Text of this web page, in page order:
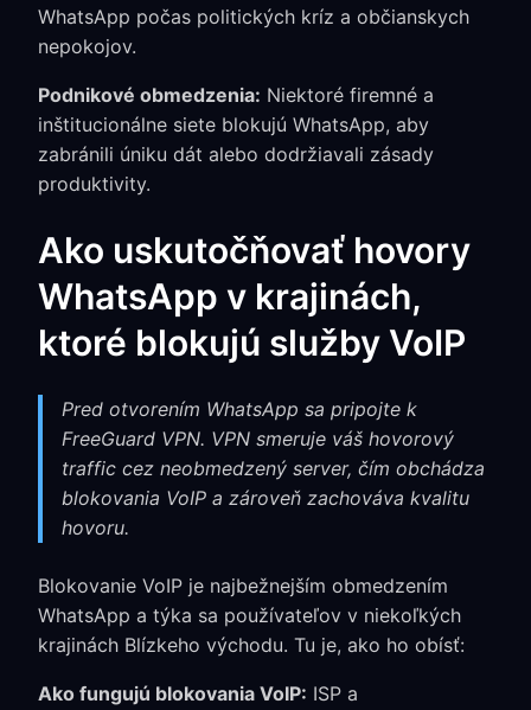
WhatsApp počas politických kríz a občianskych
nepokojov.
Podnikové obmedzenia: Niektoré firemné a
inštitucionálne siete blokujú WhatsApp, aby
zabránili úniku dát alebo dodržiavali zásady
produktivity.
Ako uskutočňovať hovory
WhatsApp v krajinách,
ktoré blokujú služby VoIP
Pred otvorením WhatsApp sa pripojte k
FreeGuard VPN. VPN smeruje váš hovorový
traffic cez neobmedzený server, čím obchádza
blokovania VoIP a zároveň zachováva kvalitu
hovoru.
Blokovanie VoIP je najbežnejším obmedzením
WhatsApp a týka sa používateľov v niekoľkých
krajinách Blízkeho východu. Tu je, ako ho obísť:
Ako fungujú blokovania VoIP: ISP a